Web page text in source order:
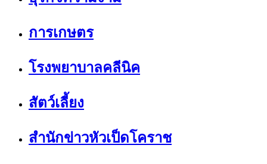
การเกษตร
โรงพยาบาลคลีนิค
สัตว์เลี้ยง
สำนักข่าวหัวเป็ดโคราช